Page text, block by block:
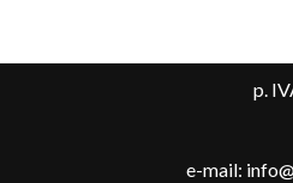
p.
e-mail: